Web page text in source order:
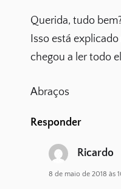
Querida, tudo
Isso está
chegou a ler todo
Abraços
Responder
Ricardo
8 de maio de 2018 às